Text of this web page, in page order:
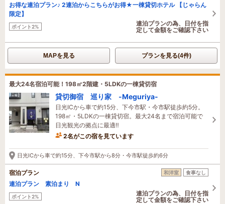
お得な連泊プラン♪ 2連泊からこちらがお得★一棟貸切ホテル 【じゃらん
限定】
ポイント2%
連泊プランの為、日付を指
定して金額をご確認下さい
MAPを見る プランを見る(4件)
最大24名宿泊可能！198㎡2階建・5LDKの一棟貸切宿
貸切御宿 巡り家 -Meguriya-
日光ICから車で約15分、下今市駅・今市駅徒歩約5分。
198㎡・5LDKの一棟貸切宿。最大24名まで宿泊可能で
日光観光の拠点に最適‼
2名がこの宿を見ています
日光ICから車で約15分、下今市駅から8分・今市駅徒歩約6分
宿泊プラン 和洋室 食事なし
連泊プラン 素泊まり N
ポイント2%
連泊プランの為、日付を指
定して金額をご確認下さい